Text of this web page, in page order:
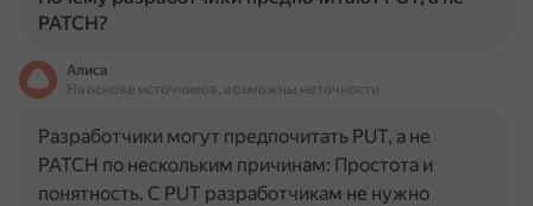
PATCH?
Алиса
На основе источников, возможны неточности
Разработчики могут предпочитать PUT, а не
PATCH по нескольким причинам: Простота и
понятность. С PUT разработчикам не нужно